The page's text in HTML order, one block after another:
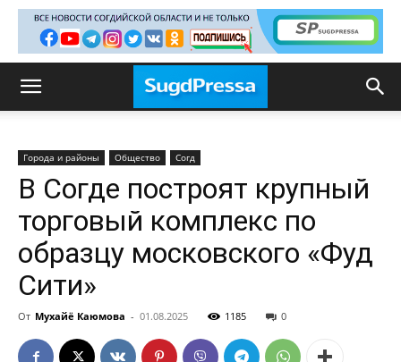
Города и районы Общество Согд
В Согде построят крупный
торговый комплекс по
образцу московского «Фуд
Сити»
От Мухайё Каюмова - 01.08.2025 1185 0